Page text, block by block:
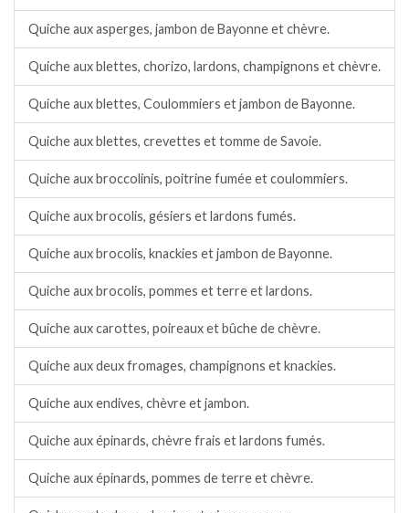
Quiche aux asperges, jambon de Bayonne et chèvre.
Quiche aux blettes, chorizo, lardons, champignons et chèvre.
Quiche aux blettes, Coulommiers et jambon de Bayonne.
Quiche aux blettes, crevettes et tomme de Savoie.
Quiche aux broccolinis, poitrine fumée et coulommiers.
Quiche aux brocolis, gésiers et lardons fumés.
Quiche aux brocolis, knackies et jambon de Bayonne.
Quiche aux brocolis, pommes et terre et lardons.
Quiche aux carottes, poireaux et bûche de chèvre.
Quiche aux deux fromages, champignons et knackies.
Quiche aux endives, chèvre et jambon.
Quiche aux épinards, chèvre frais et lardons fumés.
Quiche aux épinards, pommes de terre et chèvre.